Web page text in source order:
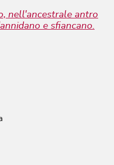
nell'ancestrale antro
e sfiancano.